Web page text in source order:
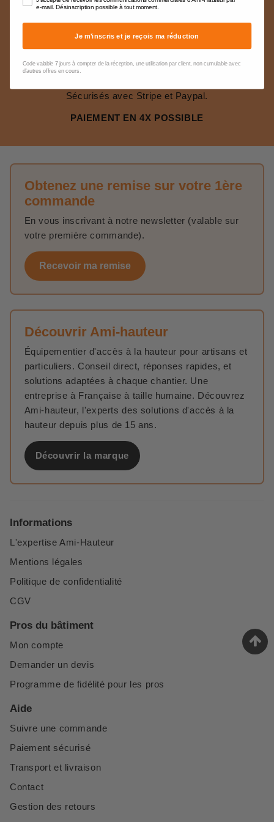
PAIEMENTS SÉCURISÉS
Sécurisés avec Stripe et Paypal.
PAIEMENT EN 4X POSSIBLE
Obtenez une remise sur votre 1ère
commande
En vous inscrivant à notre newsletter (valable sur
votre première commande).
Recevoir ma remise
Découvrir Ami-hauteur
Équipementier d'accès à la hauteur pour artisans et
particuliers. Conseil direct, réponses rapides, et
solutions adaptées à chaque chantier. Une
entreprise à Française à taille humaine. Découvrez
Ami-hauteur, l'experts des solutions d'accès à la
hauteur depuis plus de 15 ans.
Découvrir la marque
Informations
L'expertise Ami-Hauteur
Mentions légales
Politique de confidentialité
CGV
Pros du bâtiment
Mon compte
Demander un devis
Programme de fidélité pour les pros
Aide
Suivre une commande
Paiement sécurisé
Transport et livraison
Contact
Gestion des retours
e-mail. Désinscription possible à tout moment.
Je m'inscris et je reçois ma réduction
Code valable 7 jours à compter de la réception, une utilisation par client, non cumulable avec
d'autres offres en cours.